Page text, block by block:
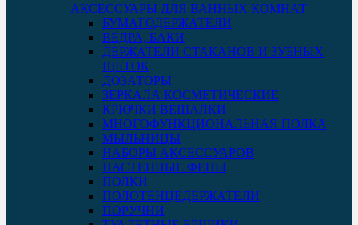
АКСЕССУАРЫ ДЛЯ ВАННЫХ КОМНАТ
БУМАГОДЕРЖАТЕЛИ
ВЕДРА, БАКИ
ДЕРЖАТЕЛИ СТАКАНОВ И ЗУБНЫХ
ЩЕТОК
ДОЗАТОРЫ
ЗЕРКАЛА КОСМЕТИЧЕСКИЕ
КРЮЧКИ ВЕШАЛКИ
МНОГОФУНКЦИОНАЛЬНАЯ ПОЛКА
МЫЛЬНИЦЫ
НАБОРЫ АКСЕССУАРОВ
НАСТЕННЫЕ ФЕНЫ
ПОЛКИ
ПОЛОТЕНЦЕДЕРЖАТЕЛИ
ПОРУЧНИ